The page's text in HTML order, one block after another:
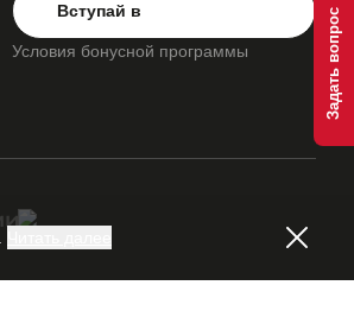
Вступай в
Условия бонусной программы